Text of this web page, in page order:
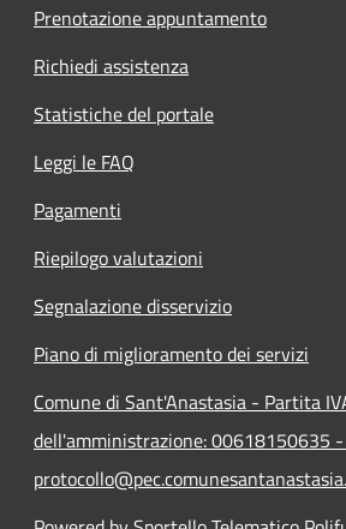
Prenotazione appuntamento
Richiedi assistenza
Statistiche del portale
Leggi le FAQ
Pagamenti
Riepilogo valutazioni
Segnalazione disservizio
Piano di miglioramento dei servizi
Comune di Sant'Anastasia - Partita
dell'amministrazione: 00618150635 -